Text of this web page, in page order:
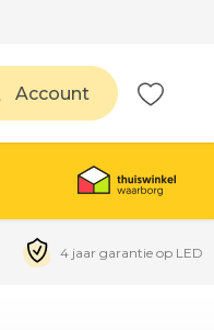
Account
4 jaar garantie op LED